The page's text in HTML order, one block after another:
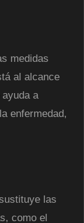
medidas
al alcance
a
enfermedad,
las
como el